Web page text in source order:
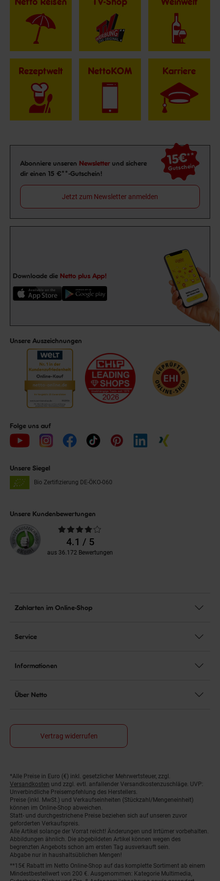
Rezeptwelt NettoKOM Karriere
Newsletter Anmeldung
Abonniere unseren Newsletter und sichere
dir einen 15 €**-Gutschein!
15€**
Gutschein
Jetzt zum Newsletter anmelden
Downloade die Netto plus App!
Unsere Auszeichnungen
Folge uns auf
Unsere Siegel
Bio Zertifizierung DE-ÖKO-060
Unsere Kundenbewertungen
Durchschnittliche
Bewertungen4.1 / 5
aus 36.172 Bewertungen
Zahlarten im Online-Shop
Service
Informationen
Über Netto
Vertrag widerrufen
Fußnoten
*Alle Preise in Euro (€) inkl. gesetzlicher Mehrwertsteuer, zzgl.
Versandkosten und zzgl. evtl. anfallender Versandkostenzuschläge. UVP:
Unverbindliche Preisempfehlung des Herstellers.
Preise (inkl. MwSt.) und Verkaufseinheiten (Stückzahl/Mengeneinheit)
können im Online-Shop abweichen.
Statt- und durchgestrichene Preise beziehen sich auf unseren zuvor
geforderten Verkaufspreis.
Alle Artikel solange der Vorrat reicht! Änderungen und Irrtümer vorbehalten.
Abbildungen ähnlich. Die abgebildeten Artikel können wegen des
begrenzten Angebots schon am ersten Tag ausverkauft sein.
Abgabe nur in haushaltsüblichen Mengen!
**15€ Rabatt im Netto Online-Shop auf das komplette Sortiment ab einem
Mindestbestellwert von 200 €. Ausgenommen: Kategorie Multimedia,